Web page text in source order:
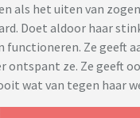
als het uiten van
Doet aldoor haar
functioneren. Ze geeft
ze. Ze geeft
wat van tegen haar